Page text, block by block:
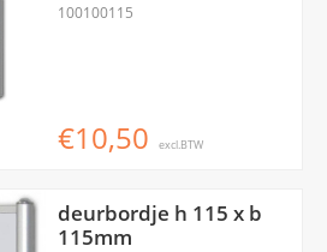
100100115
€10,50 excl.BTW
deurbordje h 115 x b
115mm